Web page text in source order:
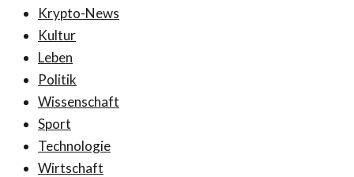
Krypto-News
Kultur
Leben
Politik
Wissenschaft
Sport
Technologie
Wirtschaft